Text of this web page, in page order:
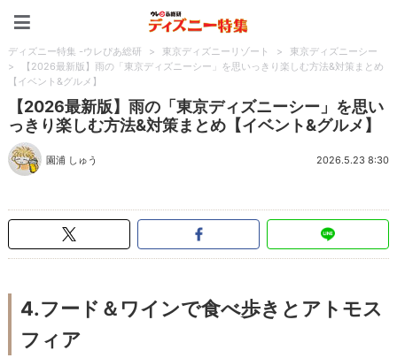
ディズニー特集 -ウレぴあ総研 > 東京ディズニーリゾート >
東京ディズニーシー
>
【2026最新版】雨の「東京ディズニーシー」を思いっきり楽しむ方法&対策まとめ
【イベント&グルメ】
【2026最新版】雨の「東京ディズニーシー」を思い
っきり楽しむ方法&対策まとめ【イベント&グルメ】
園浦 しゅう 2026.5.23 8:30
4.フード＆ワインで食べ歩きとアトモス
フィア